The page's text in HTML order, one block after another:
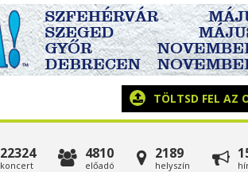
TÖLTSD FEL AZ
22324
koncert
4810
előadó
2189
helyszín